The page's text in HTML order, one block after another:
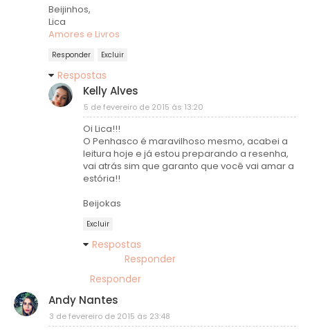
Beijinhos,
Lica
Amores e Livros
Responder Excluir
Respostas
Kelly Alves
5 de fevereiro de 2015 às 13:20
Oi Lica!!!
O Penhasco é maravilhoso mesmo, acabei a
leitura hoje e já estou preparando a resenha,
vai atrás sim que garanto que você vai amar a
estória!!
Beijokas
Excluir
Respostas
Responder
Responder
Andy Nantes
3 de fevereiro de 2015 às 23:48